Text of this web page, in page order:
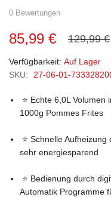
0 Bewertungen
85,99 € 129,99 €
Verfügbarkeit: Auf Lager
SKU:
27-06-01-
⭐ Echte 6,0L
1000g Pommes Frites
⭐ Schnelle
sehr energiesparend
⭐ Bedienung durch
Automatik Programme